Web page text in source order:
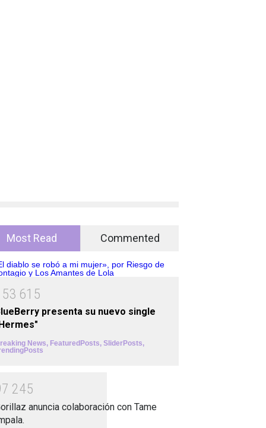
Most Read Commented
53 61 5
presenta su nuevo single
News, FeaturedPosts, SliderPosts,
7 245
anuncia colaboración con Tame